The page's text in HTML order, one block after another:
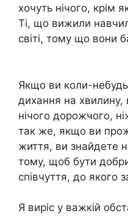
хочуть нічого, крім
Ті, що вижили
світі, тому що вони
Якщо ви коли-
дихання на
нічого дорожчого,
так же, якщо ви
життя, ви знайдете
тому, щоб бути
співчуття, до якого
Я виріс у важкій